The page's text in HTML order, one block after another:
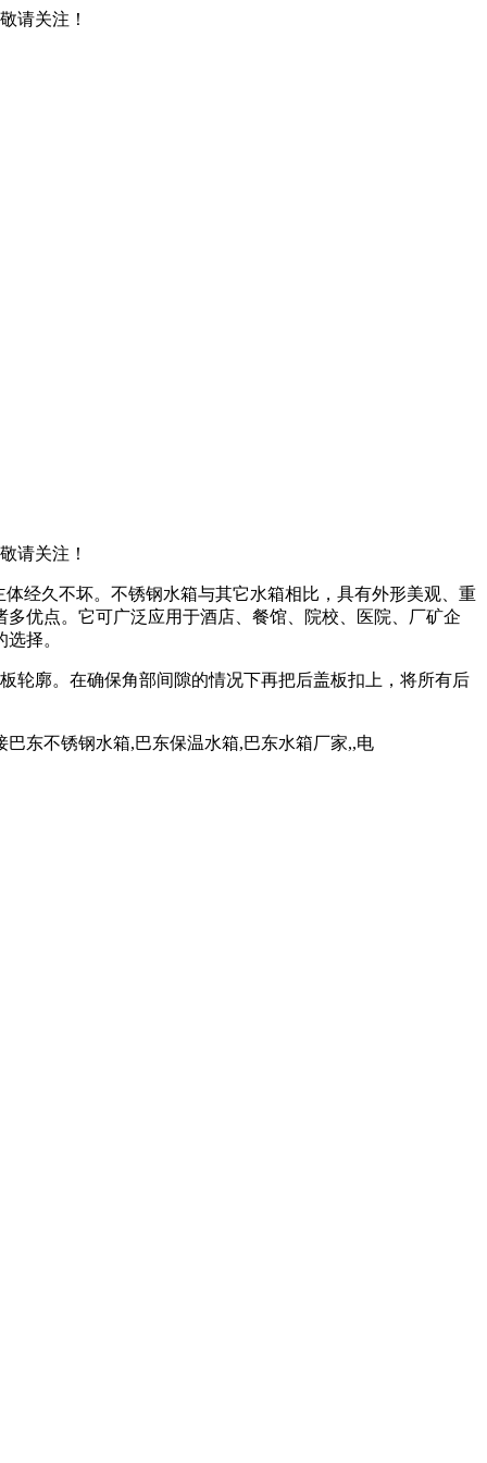
请关注！
请关注！
经久不坏。不锈钢水箱与其它水箱相比，具有外形美观、重
优点。它可广泛应用于酒店、餐馆、院校、医院、厂矿企
择。
廓。在确保角部间隙的情况下再把后盖板扣上，将所有后
东不锈钢水箱,巴东保温水箱,巴东水箱厂家,,电